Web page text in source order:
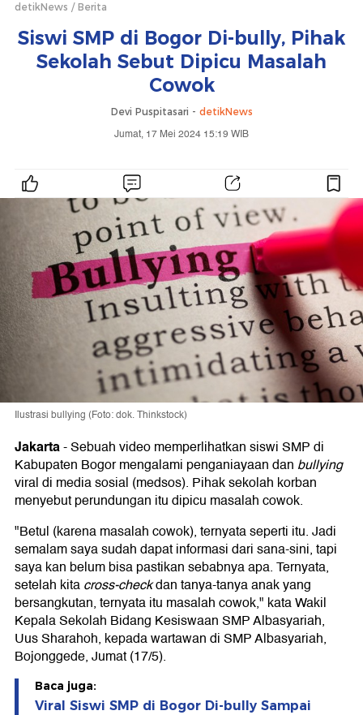
detikNews Berita
Siswi SMP di Bogor Di-bully, Pihak
Sekolah Sebut Dipicu Masalah
Cowok
Devi Puspitasari - detikNews
Jumat, 17 Mei 2024 15:19 WIB
Ilustrasi bullying (Foto: dok. Thinkstock)
Jakarta-Sebuah video memperlihatkan siswi SMP di
Kabupaten Bogor mengalami penganiayaan dan bullying
viral di media sosial (medsos). Pihak sekolah korban
menyebut perundungan itu dipicu masalah cowok.
"Betul (karena masalah cowok), ternyata seperti itu. Jadi
semalam saya sudah dapat informasi dari sana-sini, tapi
saya kan belum bisa pastikan sebabnya apa. Ternyata,
setelah kitacross-checkdan tanya-tanya anak yang
bersangkutan, ternyata itu masalah cowok," kata Wakil
Kepala Sekolah Bidang Kesiswaan SMP Albasyariah,
Uus Sharahoh, kepada wartawan di SMP Albasyariah,
Bojonggede, Jumat (17/5).
Baca juga:
Viral Siswi SMP di Bogor Di-bully Sampai